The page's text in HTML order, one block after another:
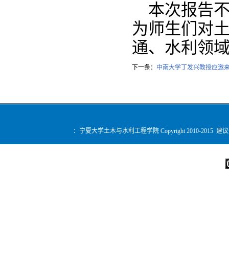
本次报告
为师生们对
通、水利领
下一条： 中南大学丁发兴教授应邀
：宁夏大学土木与水利工程学院 Copyright 2010-2015 建